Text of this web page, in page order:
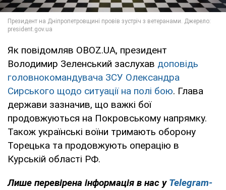
Як повідомляв OBOZ.UA, президент
Володимир Зеленський заслухав доповідь
головнокомандувача ЗСУ Олександра
Сирського щодо ситуації на полі бою. Глава
держави зазначив, що важкі бої
продовжуються на Покровському напрямку.
Також українські воїни тримають оборону
Торецька та продовжують операцію в
Курській області РФ.
Лише перевірена інформація в нас у Telegram-